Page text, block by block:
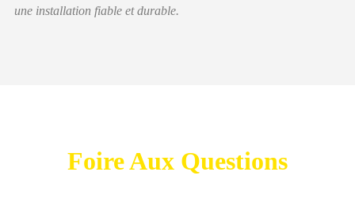
une installation fiable et durable.
Foire Aux Questions